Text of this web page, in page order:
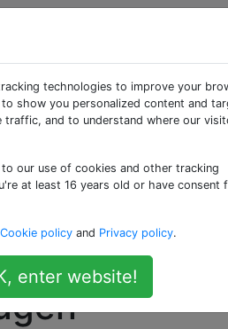
der Java-
um
zum
technologies to improve your
show you personalized content and
traffic, and to understand where our
our use of cookies and other tracking
at least 16 years old or have consent
Cookie policy and Privacy policy.
enter website!